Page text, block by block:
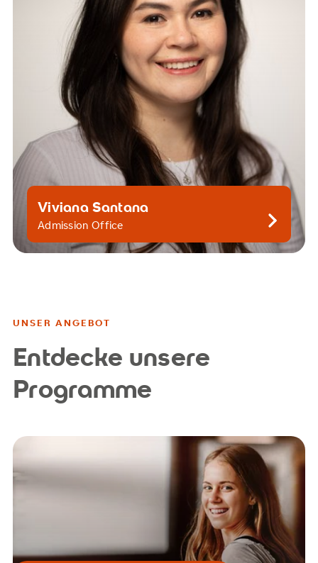
Viviana Santana
Admission Office Kontaktiere mich gern
UNSER ANGEBOT
Entdecke unsere
Programme